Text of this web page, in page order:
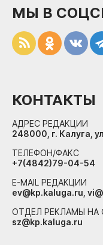
МЫ В
КОНТАКТЫ
АДРЕС РЕДАКЦИИ
248000, г. Калуга,
ТЕЛЕФОН/ФАКС
+7(4842)79-04-54
E-MAIL РЕДАКЦИИ
ev@kp.kaluga.ru,
ОТДЕЛ РЕКЛАМЫ НА
sz@kp.kaluga.ru